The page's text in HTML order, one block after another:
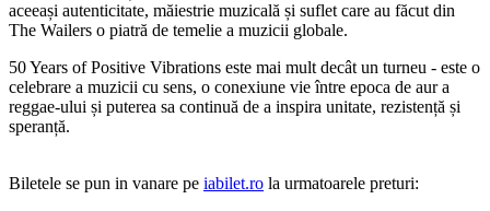
aceeași autenticitate, măiestrie muzicală și suflet care au făcut din
The Wailers o piatră de temelie a muzicii globale.
50 Years of Positive Vibrations este mai mult decât un turneu - este o
celebrare a muzicii cu sens, o conexiune vie între epoca de aur a
reggae-ului și puterea sa continuă de a inspira unitate, rezistență și
speranță.
Biletele se pun in vanare pe iabilet.ro la urmatoarele preturi: